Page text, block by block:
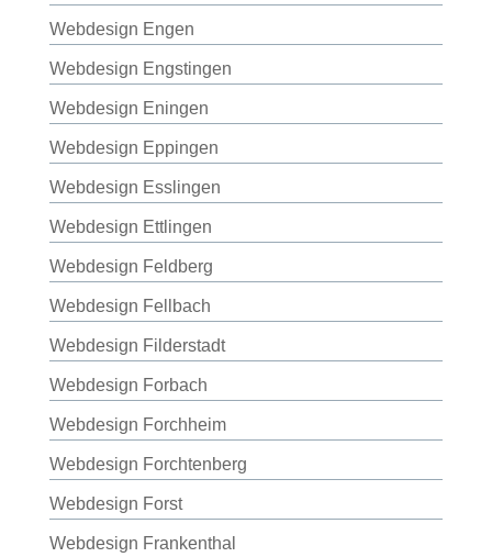
Webdesign Engen
Webdesign Engstingen
Webdesign Eningen
Webdesign Eppingen
Webdesign Esslingen
Webdesign Ettlingen
Webdesign Feldberg
Webdesign Fellbach
Webdesign Filderstadt
Webdesign Forbach
Webdesign Forchheim
Webdesign Forchtenberg
Webdesign Forst
Webdesign Frankenthal